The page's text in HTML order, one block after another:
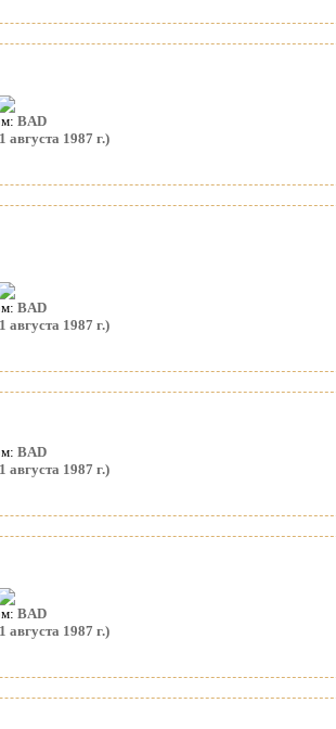
BAD
августа 1987 г.)
BAD
августа 1987 г.)
BAD
августа 1987 г.)
BAD
августа 1987 г.)